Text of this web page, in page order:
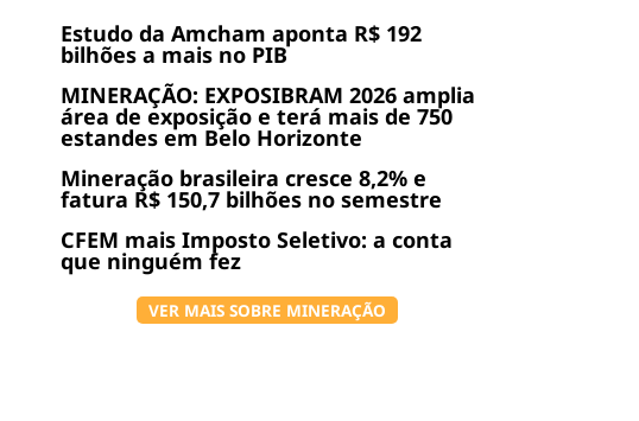
Estudo da Amcham aponta R$ 192
bilhões a mais no PIB
MINERAÇÃO: EXPOSIBRAM 2026 amplia
área de exposição e terá mais de 750
estandes em Belo Horizonte
Mineração brasileira cresce 8,2% e
fatura R$ 150,7 bilhões no semestre
CFEM mais Imposto Seletivo: a conta
que ninguém fez
VER MAIS SOBRE MINERAÇÃO